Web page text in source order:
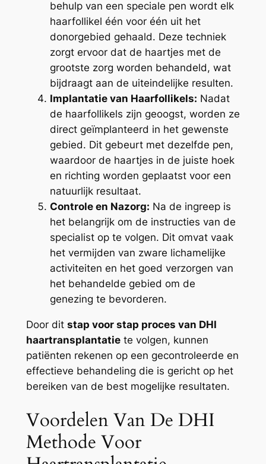
behulp van een speciale pen wordt elk
haarfollikel één voor één uit het
donorgebied gehaald. Deze techniek
zorgt ervoor dat de haartjes met de
grootste zorg worden behandeld, wat
bijdraagt aan de uiteindelijke resulten.
Implantatie van Haarfollikels: Nadat
de haarfollikels zijn geoogst, worden ze
direct geïmplanteerd in het gewenste
gebied. Dit gebeurt met dezelfde pen,
waardoor de haartjes in de juiste hoek
en richting worden geplaatst voor een
natuurlijk resultaat.
Controle en Nazorg: Na de ingreep is
het belangrijk om de instructies van de
specialist op te volgen. Dit omvat vaak
het vermijden van zware lichamelijke
activiteiten en het goed verzorgen van
het behandelde gebied om de
genezing te bevorderen.
Door dit stap voor stap proces van DHI
haartransplantatiete volgen, kunnen
patiënten rekenen op een gecontroleerde en
effectieve behandeling die is gericht op het
bereiken van de best mogelijke resultaten.
Voordelen Van De DHI
Methode Voor